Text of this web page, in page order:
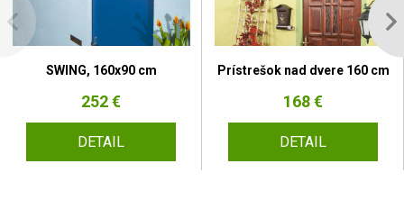
SWING, 160x90 cm
252 €
DETAIL
Prístrešok nad dvere 160 cm
168 €
DETAIL